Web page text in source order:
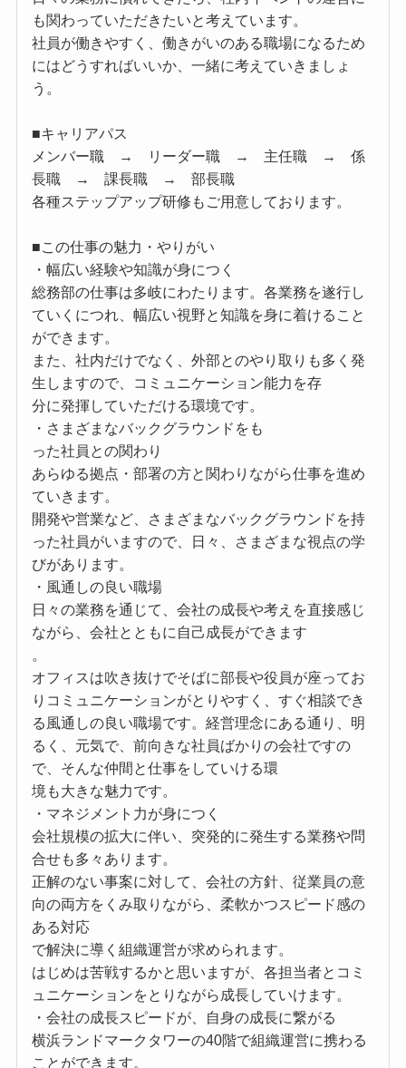
も関わっていただきたいと考えています。
社員が働きやすく、働きがいのある職場になるため
にはどうすればいいか、一緒に考えていきましょ
う。
■キャリアパス
メンバー職 → リーダー職 → 主任職 → 係
長職 → 課長職 → 部長職
各種ステップアップ研修もご用意しております。
■この仕事の魅力・やりがい
・幅広い経験や知識が身につく
総務部の仕事は多岐にわたります。各業務を遂行し
ていくにつれ、幅広い視野と知識を身に着けること
ができます。
また、社内だけでなく、外部とのやり取りも多く発
生しますので、コミュニケーション能力を存
分に発揮していただける環境です。
・さまざまなバックグラウンドをも
った社員との関わり
あらゆる拠点・部署の方と関わりながら仕事を進め
ていきます。
開発や営業など、さまざまなバックグラウンドを持
った社員がいますので、日々、さまざまな視点の学
びがあります。
・風通しの良い職場
日々の業務を通じて、会社の成長や考えを直接感じ
ながら、会社とともに自己成長ができます
。
オフィスは吹き抜けでそばに部長や役員が座ってお
りコミュニケーションがとりやすく、すぐ相談でき
る風通しの良い職場です。経営理念にある通り、明
るく、元気で、前向きな社員ばかりの会社ですの
で、そんな仲間と仕事をしていける環
境も大きな魅力です。
・マネジメント力が身につく
会社規模の拡大に伴い、突発的に発生する業務や問
合せも多々あります。
正解のない事案に対して、会社の方針、従業員の意
向の両方をくみ取りながら、柔軟かつスピード感の
ある対応
で解決に導く組織運営が求められます。
はじめは苦戦するかと思いますが、各担当者とコミ
ュニケーションをとりながら成長していけます。
・会社の成長スピードが、自身の成長に繋がる
横浜ランドマークタワーの40階で組織運営に携わる
ことができます。